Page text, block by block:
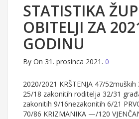
STATISTIKA
OBITELJI ZA
GODINU
By On 31. prosinca 2021. 0
2020/2021 KRŠTENJA 47/
25/18 zakonitih roditelja 32/31
zakonitih 9/16nezakonitih 6/21
70/86 KRIZMANIKA —/120